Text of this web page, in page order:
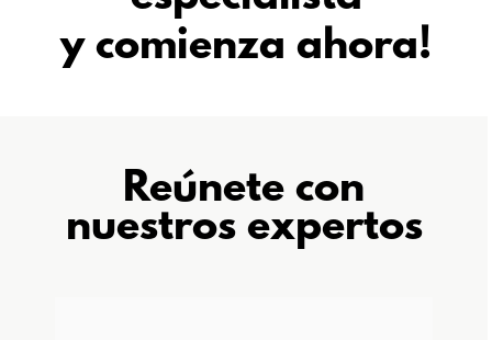
y comienza ahora!
Reúnete con
nuestros expertos